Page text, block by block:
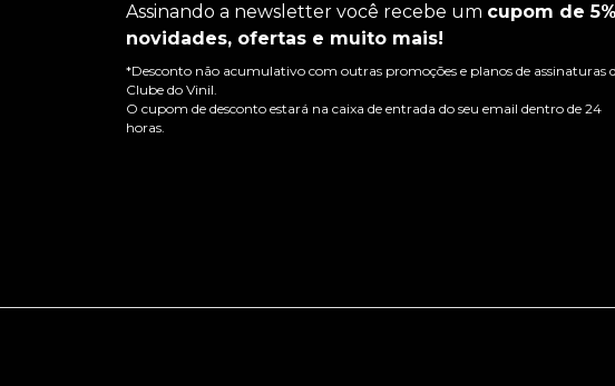
Assinando a newsletter você recebe um cupom de
novidades, ofertas e muito mais!
*Desconto não acumulativo com outras promoções e planos de assinaturas
Clube do Vinil.
O cupom de desconto estará na caixa de entrada do seu email dentro de 24
horas.